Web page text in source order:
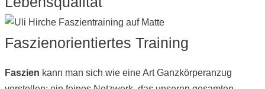
Faszienorientiertes Training
Faszien kann man sich wie eine Art Ganzkörperanzug